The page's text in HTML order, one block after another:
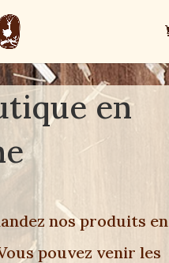
en
nos produits en
pouvez venir les